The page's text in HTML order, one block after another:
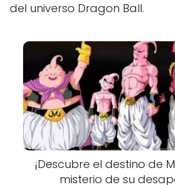
del universo Dragon Ball.
¡Descubre el destino de
misterio de su